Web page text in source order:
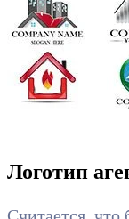
Логотип